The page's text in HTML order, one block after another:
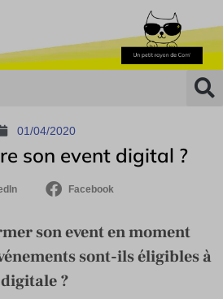
01/04/2020
son event digital ?
Facebook
son event en moment
sont-ils éligibles à
?